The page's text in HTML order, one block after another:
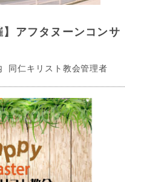
】アフタヌーンコンサ
同仁キリスト教会管理者